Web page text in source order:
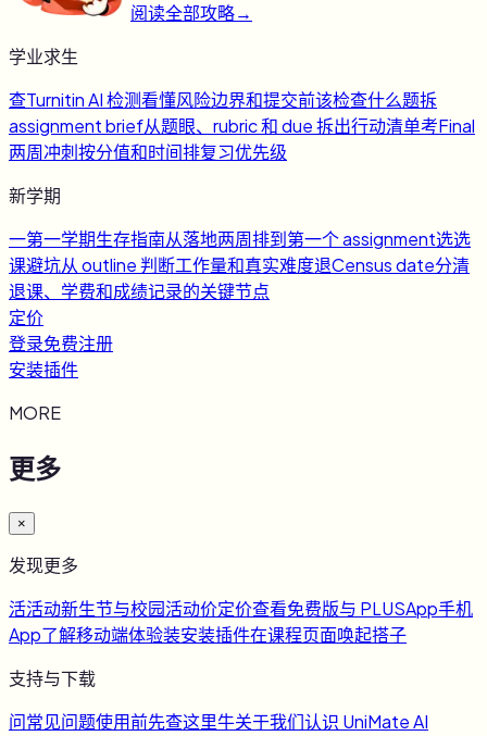
阅读全部攻略→
学业求生
查Turnitin AI 检测看懂风险边界和提交前该检查什么题拆
assignment brief从题眼、rubric 和 due 拆出行动清单考Final
两周冲刺按分值和时间排复习优先级
新学期
一第一学期生存指南从落地两周排到第一个 assignment选选
课避坑从 outline 判断工作量和真实难度退Census date分清
退课、学费和成绩记录的关键节点
定价
登录免费注册
安装插件
MORE
更多
×
发现更多
活活动新生节与校园活动价定价查看免费版与 PLUSApp手机
App了解移动端体验装安装插件在课程页面唤起搭子
支持与下载
问常见问题使用前先查这里牛关于我们认识 UniMate AI